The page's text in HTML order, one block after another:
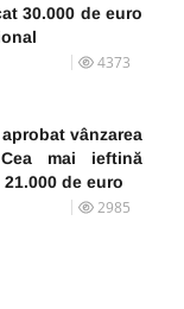
30.000 de euro
4373
vânzarea
mai ieftină
de euro
2985